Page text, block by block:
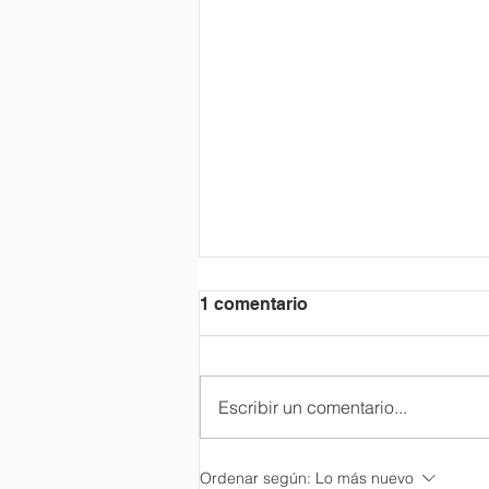
La Dimensión espiritual en
1 comentario
Escribir un comentario...
Ordenar según: Lo más nuevo